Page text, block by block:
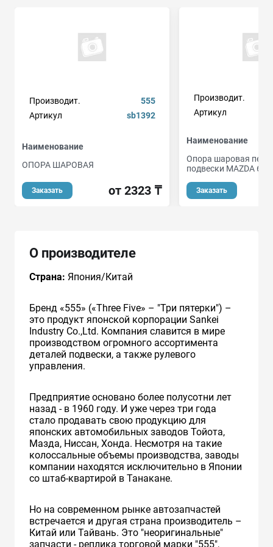
Производит.
555
Артикул
sb1392
Наименование
ОПОРА ШАРОВАЯ
Заказать от 2323 ₸
Производит.
Артикул
Наименование
Опора шаровая
подвески MAZDA
Заказать
О производителе
Страна: Япония/Китай
Бренд «555» («Three Five» – "Три пятерки") –
это продукт японской корпорации Sankei
Industry Co.,Ltd. Компания славится в мире
производством огромного ассортимента
деталей подвески, а также рулевого
управления.
Предприятие основано более полусотни лет
назад - в 1960 году. И уже через три года
стало продавать свою продукцию для
японских автомобильных заводов Тойота,
Мазда, Ниссан, Хонда. Несмотря на такие
колоссальные объемы производства, заводы
компании находятся исключительно в Японии
со штаб-квартирой в Танакане.
Но на современном рынке автозапчастей
встречается и другая страна производитель –
Китай или Тайвань. Это "неоригинальные"
запчасти - реплика торговой марки "555",